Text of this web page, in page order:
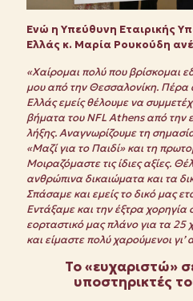
Ενώ η Υπεύθυνη Εταιρικής
Ελλάς κ. Μαρία Ρουκούδη
«Χαίρομαι πολύ που βρίσκομαι
μου από την Θεσσαλονίκη. Πέρα
Ελλάς εμείς θέλουμε να
βήματα τουNFLAthensαπό την
λήξης. Αναγνωρίζουμε τη
«Μαζί για το Παιδί» και τη
Μοιραζόμαστε τις ίδιες αξίες.
ανθρώπινα δικαιώματα και τα
Σπάσαμε και εμείς το δικό μας
Εντάξαμε και την έξτρα χορηγία
εορταστικό μας πλάνο για τα 25
και είμαστε πολύ χαρούμενοι γι’
Το «ευχαριστώ»
υποστηρικτές